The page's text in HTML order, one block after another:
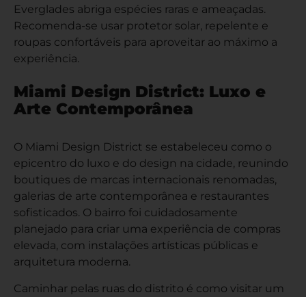
Everglades abriga espécies raras e ameaçadas.
Recomenda-se usar protetor solar, repelente e
roupas confortáveis para aproveitar ao máximo a
experiência.
Miami Design District: Luxo e
Arte Contemporânea
O Miami Design District se estabeleceu como o
epicentro do luxo e do design na cidade, reunindo
boutiques de marcas internacionais renomadas,
galerias de arte contemporânea e restaurantes
sofisticados. O bairro foi cuidadosamente
planejado para criar uma experiência de compras
elevada, com instalações artísticas públicas e
arquitetura moderna.
Caminhar pelas ruas do distrito é como visitar um